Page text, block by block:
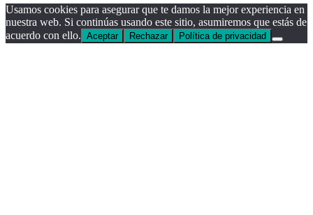
Usamos cookies para asegurar que te damos la mejor experiencia en
nuestra web. Si continúas usando este sitio, asumiremos que estás de
acuerdo con ello. Aceptar Rechazar Política de privacidad